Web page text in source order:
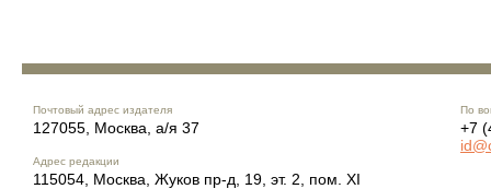
Почтовый адрес издателя
127055, Москва, а/я 37
Адрес редакции
115054, Москва, Жуков пр-д, 19, эт. 2, пом. XI
По
+7